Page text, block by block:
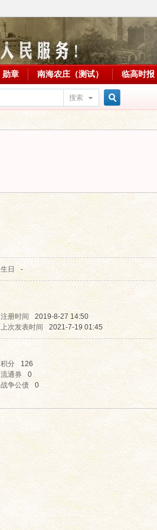
勋章 南海农庄（测试） 临高时报
搜索
生日 -
注册时间 2019-8-27 14:50
上次发表时间 2021-7-19 01:45
积分 126
流通券 0
战争公债 0